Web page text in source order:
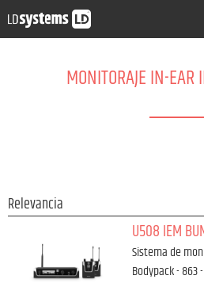
MONITORAJE IN-EAR
U508 IEM
Sistema de
Bodypack - 863